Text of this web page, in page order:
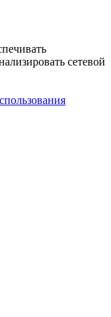
сетевой